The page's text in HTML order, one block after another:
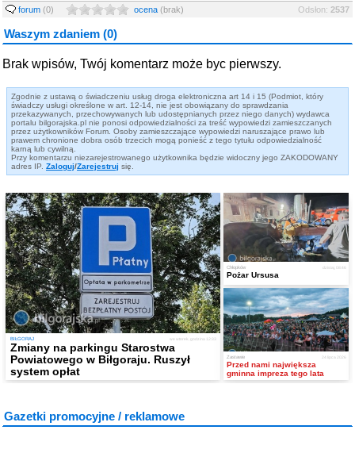
forum (0) ocena (brak) Odsłon: 2537
Waszym zdaniem (0)
Brak wpisów, Twój komentarz może byc pierwszy.
Zgodnie z ustawą o świadczeniu usług droga elektroniczna art 14 i 15 (Podmiot, który
świadczy usługi określone w art. 12-14, nie jest obowiązany do sprawdzania
przekazywanych, przechowywanych lub udostępnianych przez niego danych) wydawca
portalu bilgorajska.pl nie ponosi odpowiedzialności za treść wypowiedzi zamieszczanych
przez użytkowników Forum. Osoby zamieszczające wypowiedzi naruszające prawo lub
prawem chronione dobra osób trzecich mogą ponieść z tego tytułu odpowiedzialność
karną lub cywilną.
Przy komentarzu niezarejestrowanego użytkownika będzie widoczny jego ZAKODOWANY
adres IP. Zaloguj/Zarejestruj się.
we wtorek, godzina 12:33
BIŁGORAJ
Zmiany na parkingu Starostwa
Powiatowego w Biłgoraju. Ruszył
system opłat
dzisiaj, 08:46
Chłopków
Pożar Ursusa
24 lipca 2026
Zastawie
Przed nami największa
gminna impreza tego lata
Gazetki promocyjne / reklamowe